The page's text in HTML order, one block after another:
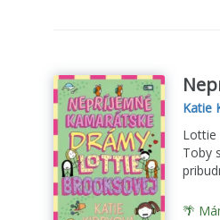
Katie
Lottie
Toby
🌴